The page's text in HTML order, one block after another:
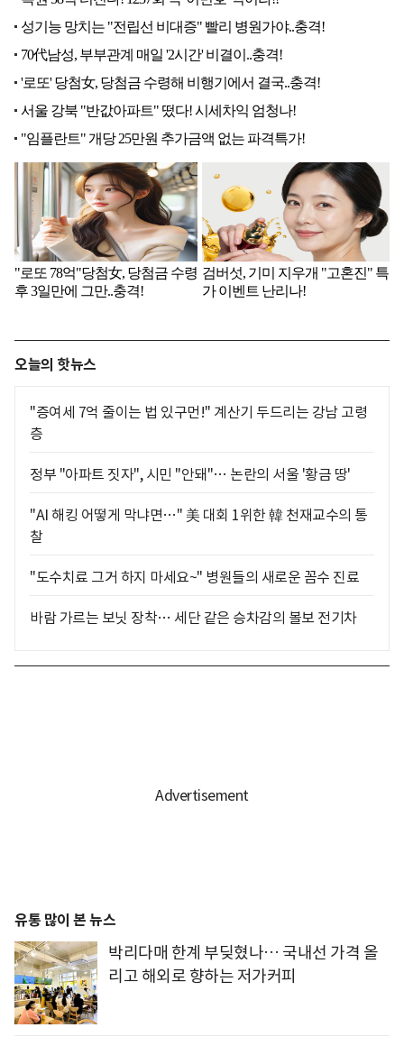
오늘의 핫뉴스
"증여세 7억 줄이는 법 있구먼!" 계산기 두드리는 강남 고령
층
정부 "아파트 짓자", 시민 "안돼"… 논란의 서울 '황금 땅'
"AI 해킹 어떻게 막냐면…" 美 대회 1위한 韓 천재교수의 통
찰
"도수치료 그거 하지 마세요~" 병원들의 새로운 꼼수 진료
바람 가르는 보닛 장착… 세단 같은 승차감의 볼보 전기차
유통 많이 본 뉴스
박리다매 한계 부딪혔나… 국내선 가격 올
리고 해외로 향하는 저가커피